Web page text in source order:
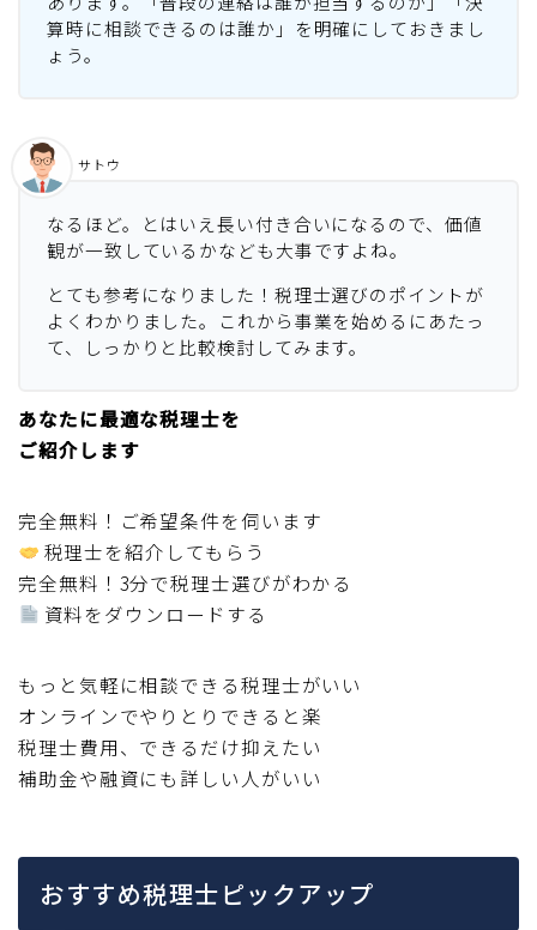
算時に相談できるのは誰か」を明確にしておきまし
ょう。
なるほど。とはいえ長い付き合いになるので、価値
観が一致しているかなども大事ですよね。
とても参考になりました！税理士選びのポイントが
よくわかりました。これから事業を始めるにあたっ
て、しっかりと比較検討してみます。
サトウ
あなたに最適な税理士を
ご紹介します
完全無料！ご希望条件を伺います
税理士を紹介してもらう
完全無料！3分で税理士選びがわかる
資料をダウンロードする
もっと気軽に相談できる税理士がいい
オンラインでやりとりできると楽
税理士費用、できるだけ抑えたい
補助金や融資にも詳しい人がいい
おすすめ税理士ピックアップ